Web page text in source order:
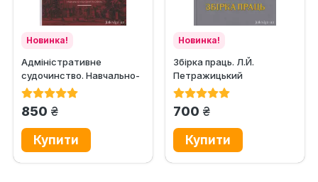
Новинка!
Адміністративне
судочинство. Навчально-
науковий посібник
850 грн.
Новинка!
Збірка праць. Л.Й.
Петражицький
700 грн.